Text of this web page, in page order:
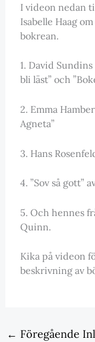
I videon nedan
Isabelle Haag
bokrean.
1. David
bli läst” och
2. Emma
Agneta”
3. Hans
4. ”Sov så gott”
5. Och hennes
Quinn.
Kika på videon
beskrivning av
← Föregående